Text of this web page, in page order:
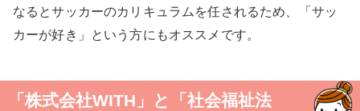
なるとサッカーのカリキュラムを任されるため、「サッ
カーが好き」という方にもオススメです。
「株式会社WITH」と「社会福祉法